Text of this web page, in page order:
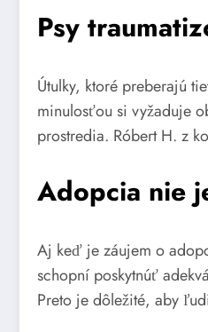
Psy
Útulky, ktoré preberajú
minulosťou si vyžaduje
prostredia. Róbert H. z
Adopcia nie
Aj keď je záujem o
schopní poskytnúť
Preto je dôležité, aby